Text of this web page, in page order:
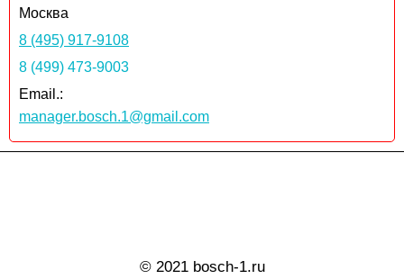
Москва
8 (495) 917-9108
8 (499) 473-9003
Email.:
manager.bosch.1@gmail.com
© 2021 bosch-1.ru